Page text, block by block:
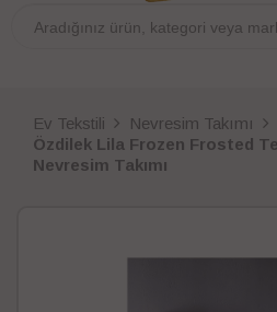
Ev Tekstili
Nevresim Takımı
Özdilek Lila Frozen Frosted
Nevresim Takımı